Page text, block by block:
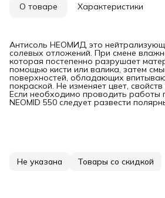
О товаре Характеристики
Антисоль НЕОМИД это
солевых отложений. При смене
которая постепенно разрушает
помощью кисти или валика, затем
поверхностей, обладающих
покраской. Не изменяет цвет,
Если необходимо проводить работы
NEOMID 550 следует развести
Не указана Товары со скидкой